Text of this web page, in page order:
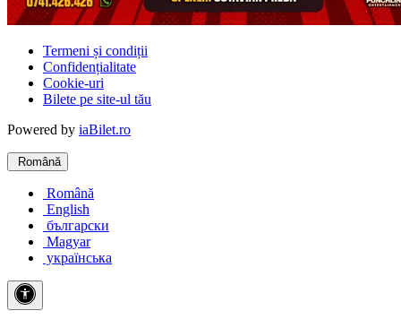
Termeni și condiții
Confidențialitate
Cookie-uri
Bilete pe site-ul tău
Powered by iaBilet.ro
Română
Română
English
български
Magyar
українська